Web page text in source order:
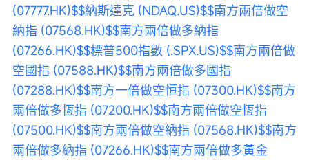
(07777.HK)$$納斯達克 (NDAQ.US)$$南方兩倍做空
納指 (07568.HK)$$南方兩倍做多納指
(07266.HK)$$標普500指數 (.SPX.US)$$南方兩倍做
空國指 (07588.HK)$$南方兩倍做多國指
(07288.HK)$$南方一倍做空恒指 (07300.HK)$$南方
兩倍做多恆指 (07200.HK)$$南方兩倍做空恆指
(07500.HK)$$南方兩倍做空納指 (07568.HK)$$南方
兩倍做多納指 (07266.HK)$$南方兩倍做多黃金